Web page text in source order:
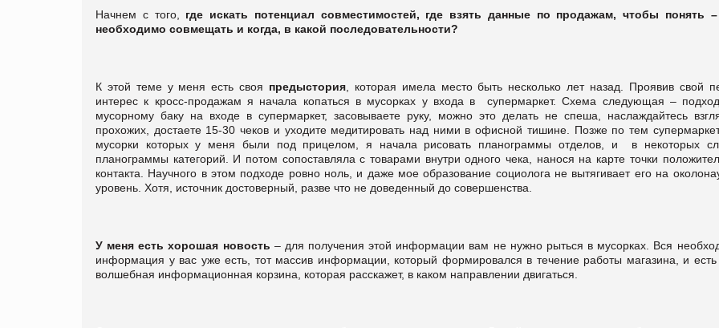
Начнем с того, где искать потенциал совместимостей, где взять данные по продажам, чтобы понять –
необходимо совмещать и когда, в какой последовательности?
К этой теме у меня есть своя предыстория, которая имела место быть несколько лет назад. Проявив свой
интерес к кросс-продажам я начала копаться в мусорках у входа в супермаркет. Схема следующая –
мусорному баку на входе в супермаркет, засовываете руку, можно это делать не спеша, наслаждайтесь
прохожих, достаете 15-30 чеков и уходите медитировать над ними в офисной тишине. Позже по тем
мусорки которых у меня были под прицелом, я начала рисовать планограммы отделов, и в некоторых
планограммы категорий. И потом сопоставляла с товарами внутри одного чека, нанося на карте точки
контакта. Научного в этом подходе ровно ноль, и даже мое образование социолога не вытягивает его на
уровень. Хотя, источник достоверный, разве что не доведенный до совершенства.
У меня есть хорошая новость – для получения этой информации вам не нужно рыться в мусорках. Вся
информация у вас уже есть, тот массив информации, который формировался в течение работы магазина, и
волшебная информационная корзина, которая расскажет, в каком направлении двигаться.